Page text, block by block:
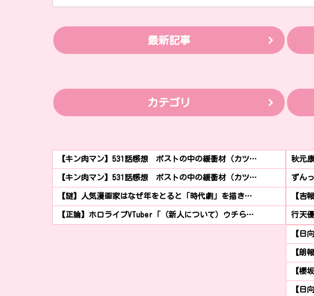
最新記事
カテゴリ
【キン肉マン】531話感想 ポストの中の緩衝材（カツ…
【キン肉マン】531話感想 ポストの中の緩衝材（カツ…
【謎】人気漫画家はなぜ年をとると「時代劇」を描き…
【正論】ホロライブVTuber「（新人について）ウチら…
秋元
ずん
【吉
行天
【日
【朗
【櫻
【日